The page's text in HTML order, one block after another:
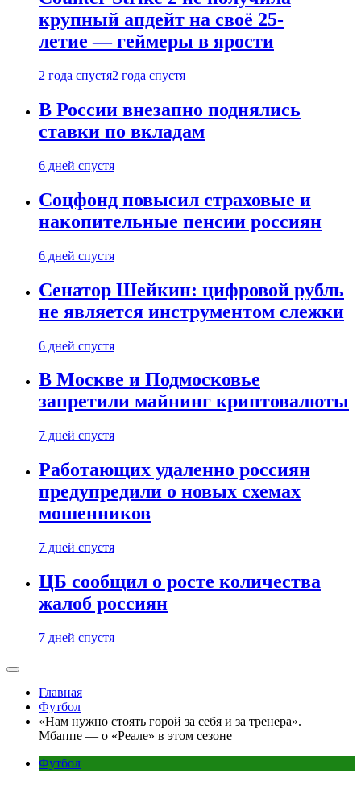
крупный апдейт на своё 25-
летие — геймеры в ярости
2 года спустя2 года спустя
В России внезапно поднялись
ставки по вкладам
6 дней спустя
Соцфонд повысил страховые и
накопительные пенсии россиян
6 дней спустя
Сенатор Шейкин: цифровой рубль
не является инструментом слежки
6 дней спустя
В Москве и Подмосковье
запретили майнинг криптовалюты
7 дней спустя
Работающих удаленно россиян
предупредили о новых схемах
мошенников
7 дней спустя
ЦБ сообщил о росте количества
жалоб россиян
7 дней спустя
Главная
Футбол
«Нам нужно стоять горой за себя и за тренера».
Мбаппе — о «Реале» в этом сезоне
Футбол